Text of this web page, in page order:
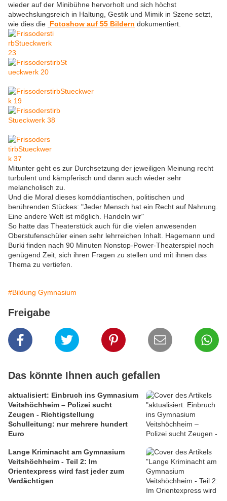
wieder auf der Minibühne hervorholt und sich höchst
abwechslungsreich in Haltung, Gestik und Mimik in Szene setzt,
wie dies die Fotoshow auf 55 Bildern dokumentiert.
Mitunter geht es zur Durchsetzung der jeweiligen Meinung recht
turbulent und kämpferisch und dann auch wieder sehr
melancholisch zu.
Und die Moral dieses komödiantischen, politischen und
berührenden Stückes: "Jeder Mensch hat ein Recht auf Nahrung.
Eine andere Welt ist möglich. Handeln wir"
So hatte das Theaterstück auch für die vielen anwesenden
Oberstufenschüler einen sehr lehrreichen Inhalt. Hagemann und
Burki finden nach 90 Minuten Nonstop-Power-Theaterspiel noch
genügend Zeit, sich ihren Fragen zu stellen und mit ihnen das
Thema zu vertiefen.
#Bildung Gymnasium
Freigabe
Das könnte Ihnen auch gefallen
aktualisiert: Einbruch ins Gymnasium
Veitshöchheim – Polizei sucht
Zeugen - Richtigstellung
Schulleitung: nur mehrere hundert
Euro
Lange Kriminacht am Gymnasium
Veitshöchheim - Teil 2: Im
Orientexpress wird fast jeder zum
Verdächtigen